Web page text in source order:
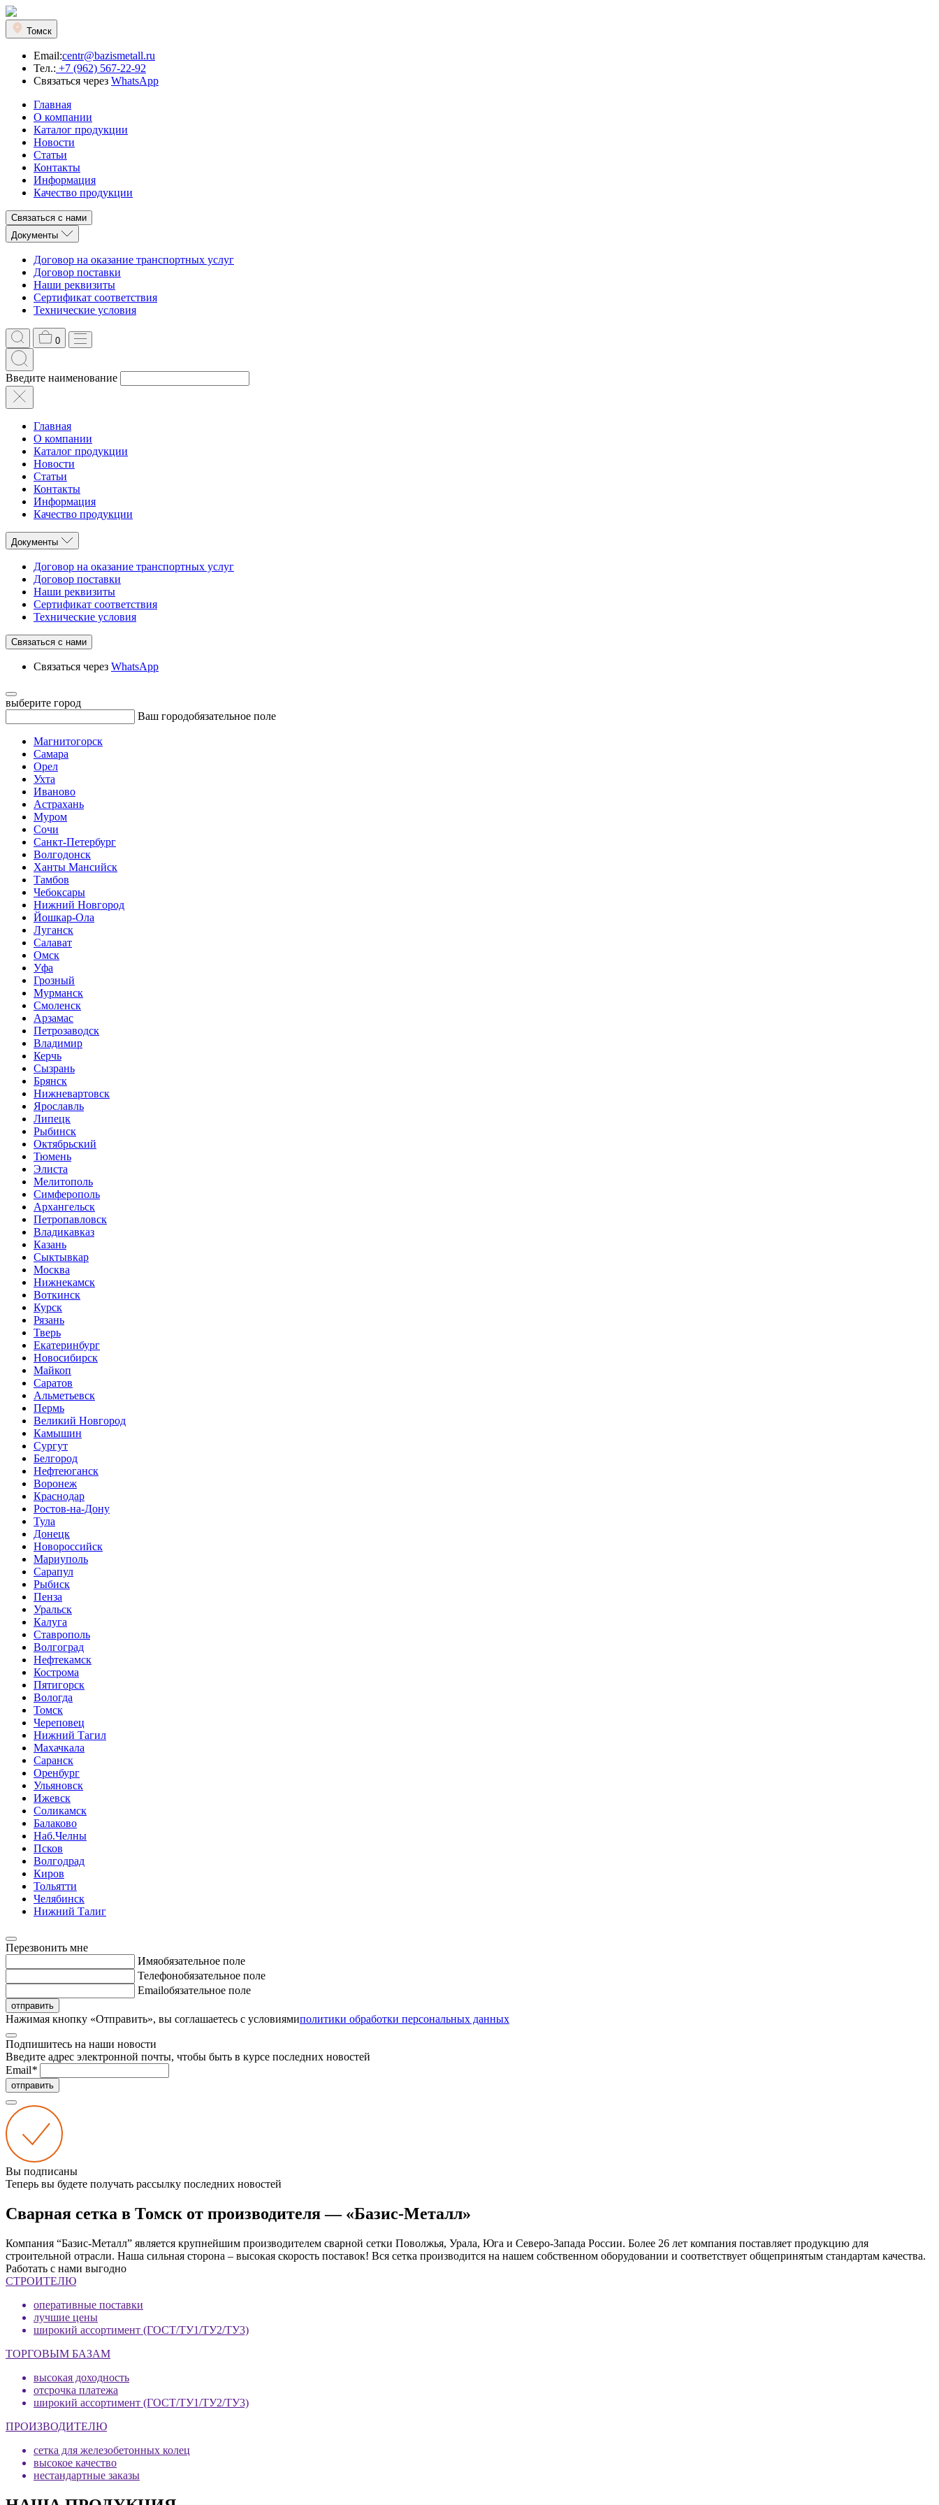
Томск
Email:centr@bazismetall.ru
Тел.: +7 (962) 567-22-92
Связаться через WhatsApp
Главная
О компании
Каталог продукции
Новости
Статьи
Контакты
Информация
Качество продукции
Связаться с нами
Документы
Договор на оказание транспортных услуг
Договор поставки
Наши реквизиты
Сертификат соответствия
Технические условия
0
Введите наименование
Главная
О компании
Каталог продукции
Новости
Статьи
Контакты
Информация
Качество продукции
Документы
Договор на оказание транспортных услуг
Договор поставки
Наши реквизиты
Сертификат соответствия
Технические условия
Связаться с нами
Связаться через WhatsApp
выберите город
Ваш городобязательное поле
Магнитогорск
Самара
Орел
Ухта
Иваново
Астрахань
Муром
Сочи
Санкт-Петербург
Волгодонск
Ханты Мансийск
Тамбов
Чебоксары
Нижний Новгород
Йошкар-Ола
Луганск
Салават
Омск
Уфа
Грозный
Мурманск
Смоленск
Арзамас
Петрозаводск
Владимир
Керчь
Сызрань
Брянск
Нижневартовск
Ярославль
Липецк
Рыбинск
Октябрьский
Тюмень
Элиста
Мелитополь
Симферополь
Архангельск
Петропавловск
Владикавказ
Казань
Сыктывкар
Москва
Нижнекамск
Воткинск
Курск
Рязань
Тверь
Екатеринбург
Новосибирск
Майкоп
Саратов
Альметьевск
Пермь
Великий Новгород
Камышин
Сургут
Белгород
Нефтеюганск
Воронеж
Краснодар
Ростов-на-Дону
Тула
Донецк
Новороссийск
Мариуполь
Сарапул
Рыбиск
Пенза
Уральск
Калуга
Ставрополь
Волгоград
Нефтекамск
Кострома
Пятигорск
Вологда
Томск
Череповец
Нижний Тагил
Махачкала
Саранск
Оренбург
Ульяновск
Ижевск
Соликамск
Балаково
Наб.Челны
Псков
Волгодрад
Киров
Тольятти
Челябинск
Нижний Талиг
Перезвонить мне
Имяобязательное поле
Телефонобязательное поле
Emailобязательное поле
отправить
Нажимая кнопку «Отправить», вы соглашаетесь с условиямиполитики обработки персональных данных
Подпишитесь на наши новости
Введите адрес электронной почты, чтобы быть в курсе последних новостей
Email*
отправить
Вы подписаны
Теперь вы будете получать рассылку последних новостей
Сварная сетка в Томск от производителя — «Базис-Металл»
Компания “Базис-Металл” является крупнейшим производителем сварной сетки Поволжья, Урала, Юга и Северо-Запада России. Более 26 лет компания поставляет продукцию для
строительной отрасли. Наша сильная сторона – высокая скорость поставок! Вся сетка производится на нашем собственном оборудовании и соответствует общепринятым стандартам качества.
Работать с нами выгодно
СТРОИТЕЛЮ
оперативные поставки
лучшие цены
широкий ассортимент (ГОСТ/ТУ1/ТУ2/ТУ3)
ТОРГОВЫМ БАЗАМ
высокая доходность
отсрочка платежа
широкий ассортимент (ГОСТ/ТУ1/ТУ2/ТУ3)
ПРОИЗВОДИТЕЛЮ
сетка для железобетонных колец
высокое качество
нестандартные заказы